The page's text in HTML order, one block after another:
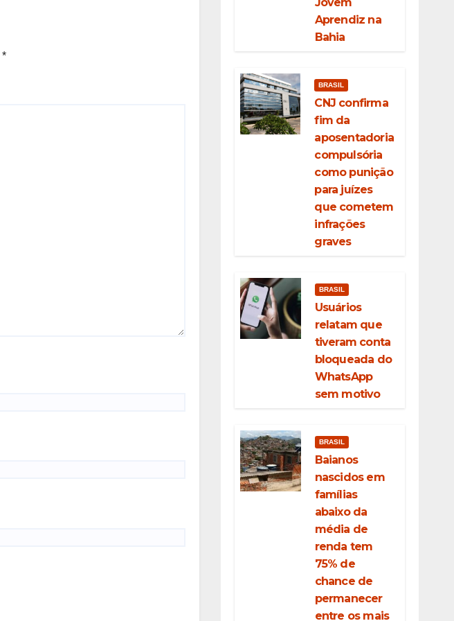
*
Aprendiz na
Bahia
BRASIL
CNJ confirma
fim da
aposentadoria
compulsória
como punição
para juízes
que cometem
infrações
graves
BRASIL
Usuários
relatam que
tiveram conta
bloqueada do
WhatsApp
sem motivo
BRASIL
Baianos
nascidos em
famílias
abaixo da
média de
renda tem
75% de
chance de
permanecer
entre os mais